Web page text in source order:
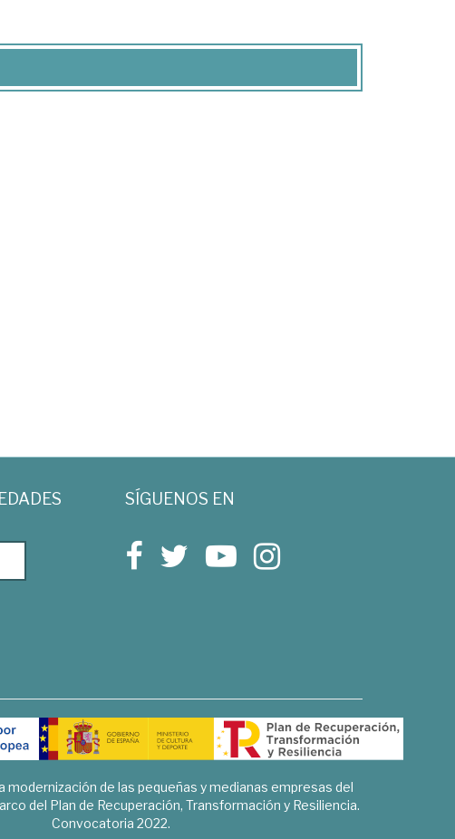
SÍGUENOS EN
modernización de las pequeñas y medianas empresas del
del Plan de Recuperación, Transformación y Resiliencia.
Convocatoria 2022.